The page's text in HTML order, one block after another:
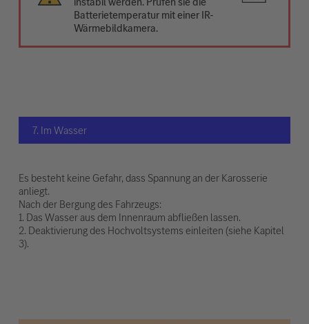
Batterietemperatur mit einer IR-
Wärmebildkamera.
7. Im Wasser
Es besteht keine Gefahr, dass Spannung an der Karosserie
anliegt.
Nach der Bergung des Fahrzeugs:
1. Das Wasser aus dem Innenraum abfließen lassen.
2. Deaktivierung des Hochvoltsystems einleiten (siehe Kapitel
3).